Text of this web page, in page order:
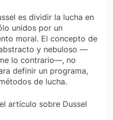
es dividir la lucha en
unidos por un
moral. El concepto de
y nebuloso —
lo contrario—, no
definir un programa,
de lucha.
artículo sobre Dussel